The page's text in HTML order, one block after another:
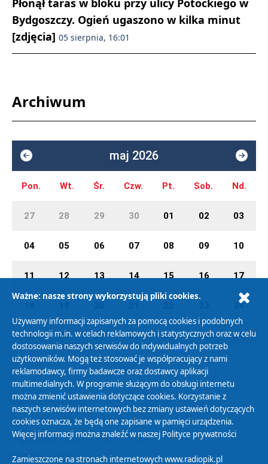
Bydgoszczy. Ogień ugaszono w kilka minut
[zdjęcia] 05 sierpnia, 16:01
Archiwum
maj 2026
Pon. Wt. Śr. Czw. Pt. Sob. Nd.
27 28 29 30 01 02 03
04 05 06 07 08 09 10
11 12 13 14 15 16 17
24
25 26 27 28 29 30 31
Polityka Prywatności
Zasady korzystania z Serwisu
Organizacje Pożytku Publicznego
Cyfryzacja DAB+
Ważne: nasze strony wykorzystują pliki cookies.
Używamy informacji zapisanych za pomocą cookies i podobnych
technologii m.in. w celach reklamowych i statystycznych oraz w celu
dostosowania naszych serwisów do indywidualnych potrzeb
użytkowników. Mogą też stosować je współpracujący z nami
reklamodawcy, firmy badawcze oraz dostawcy aplikacji
multimedialnych. W programie służącym do obsługi internetu
można zmienić ustawienia dotyczące cookies. Korzystanie z
naszych serwisów internetowych bez zmiany ustawień dotyczących
cookies oznacza, że będą one zapisane w pamięci urządzenia.
Więcej informacji można znaleźć w naszej Polityce prywatności
Zamieszczone na stronach internetowych www.radiopik.pl